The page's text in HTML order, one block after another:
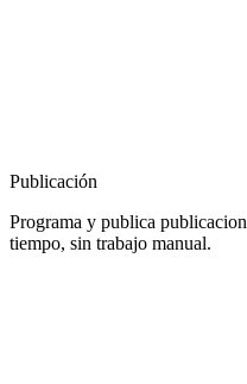
Publicación
Programa y publica
tiempo, sin trabajo manual.